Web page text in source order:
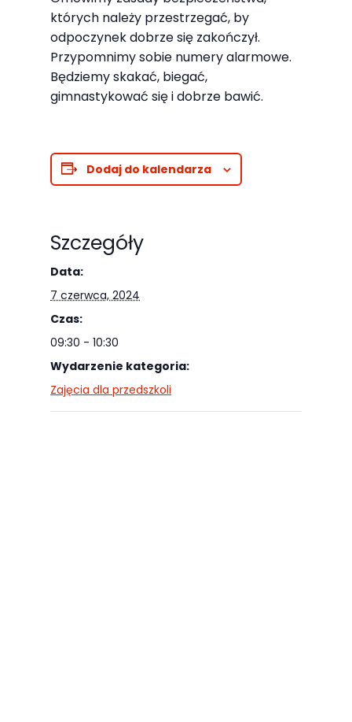
których należy przestrzegać, by
odpoczynek dobrze się zakończył.
Przypomnimy sobie numery alarmowe.
Będziemy skakać, biegać,
gimnastykować się i dobrze bawić.
Dodaj do kalendarza
Szczegóły
Data:
7 czerwca, 2024
Czas:
09:30 - 10:30
Wydarzenie kategoria:
Zajęcia dla przedszkoli
i strukturę
strony
internetowej,
na podstawie
tego, jak
strona
internetowa
działała jak
najlepiej
przejścia na nią.
Jeśli odrzucisz
te pliki cookie,